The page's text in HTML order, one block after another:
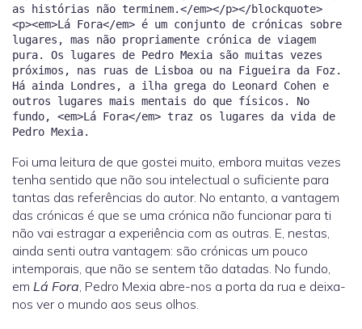
as histórias não terminem.</em></p></blockquote>
<p><em>Lá Fora</em> é um conjunto de crónicas sobre
lugares, mas não propriamente crónica de viagem
pura. Os lugares de Pedro Mexia são muitas vezes
próximos, nas ruas de Lisboa ou na Figueira da Foz.
Há ainda Londres, a ilha grega do Leonard Cohen e
outros lugares mais mentais do que físicos. No
fundo, <em>Lá Fora</em> traz os lugares da vida de
Foi uma leitura de que gostei muito, embora muitas vezes
tenha sentido que não sou intelectual o suficiente para
tantas das referências do autor. No entanto, a vantagem
das crónicas é que se uma crónica não funcionar para ti
não vai estragar a experiência com as outras. E, nestas,
ainda senti outra vantagem: são crónicas um pouco
intemporais, que não se sentem tão datadas. No fundo,
em Lá Fora, Pedro Mexia abre-nos a porta da rua e deixa-
nos ver o mundo aos seus olhos.